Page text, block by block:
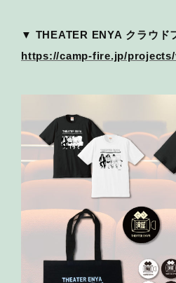
▼ THEATER ENYA クラウド
https://camp-fire.jp/projects/